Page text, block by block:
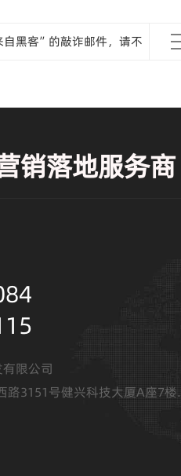
黑客”的敲诈邮件，请不
销落地服务商
限公司
路3151号健兴科技大厦A座7楼.